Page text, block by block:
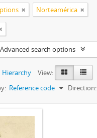
Norteamérica
Advanced search options
Hierarchy
View:
Reference code Direction: